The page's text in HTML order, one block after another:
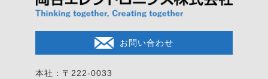
お問い合わせ
本社：〒222-0033